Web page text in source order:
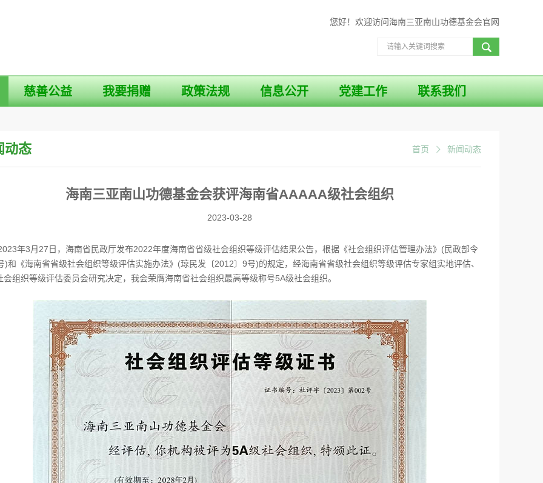
您好！欢迎访问海南三亚南山功德基金会官网
慈善公益 我要捐赠 政策法规 信息公开 党建工作 联系我们
动态 首页 新闻动态
海南三亚南山功德基金会获评海南省AAAAA级社会组织
2023-03-28
3月27日，海南省民政厅发布2022年度海南省省级社会组织等级评估结果公告，根据《社会组织评估管理办法》(民政部令
)和《海南省省级社会组织等级评估实施办法》(琼民发〔2012〕9号)的规定，经海南省省级社会组织等级评估专家组实地评估、
会组织等级评估委员会研究决定，我会荣膺海南省社会组织最高等级称号5A级社会组织。